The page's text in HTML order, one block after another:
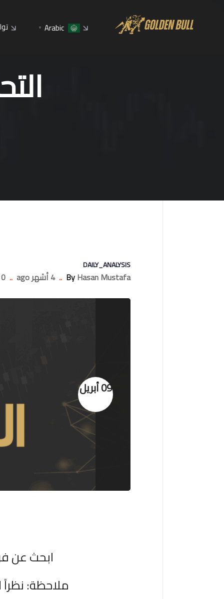
Arabic
▼
DAILY_ANALYSIS
ByHasan Mustafa
.. 4 أشهر ago ..
0 Comments
09 أبريل
ابحث عن
ملاحظة: